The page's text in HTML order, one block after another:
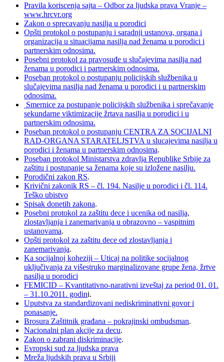
Pravila koriscenja sajta – Odbor za ljudska prava Vranje –
www.hrcvr.org
Zakon o sprecavanju nasilja u porodici
Opšti protokol o postupanju i saradnji ustanova, organa i
organizacija u situacijama nasilja nad ženama u porodici i
partnerskim odnosima.
Posebni protokol za pravosuđe u slučajevima nasilja nad
ženama u porodici i partnerskim odnosima.
Poseban protokol o postupanju policijskih službenika u
slučajevima nasilja nad ženama u porodici i u partnerskim
odnosima.
Smernice za postupanje policijskih službenika i sprečavanje
sekundarne viktimizacije žrtava nasilja u porodici i u
partnerskim odnosima.
Poseban protokol o postupanju CENTRA ZA SOCIJALNI
RAD-ORGANA STARATELJSTVA u slucajevima nasilja u
porodici i ženama u partnerskim odnosima.
Poseban protokol Ministarstva zdravlja Republike Srbije za
zaštitu i postupanje sa ženama koje su izložene nasilju.
Porodični zakon RS.
Krivični zakonik RS – čl. 194. Nasilje u porodici i čl. 114.
Teško ubistvo
Spisak donetih zakona.
Posebni protokol za zaštitu dece i ucenika od nasilja,
zlostavljanja i zanemarivanja u obrazovno – vaspitnim
ustanovama.
Opšti protokol za zaštitu dece od zlostavljanja i
zanemarivanja.
Ka socijalnoj koheziji – Uticaj na politike socijalnog
uključivanja za višestruko marginalizovane grupe žena, žrtve
nasilja u porodici
FEMICID – Kvantitativno-narativni izveštaj za period 01. 01.
– 31.10.2011. godini.
Uputstva za standardizovani nediskriminativni govor i
ponasanje.
Brosura Zaštitnik građana – pokrajinski ombudsman.
Nacionalni plan akcije za decu.
Zakon o zabrani diskriminacije.
Evropski sud za ljudska prava
Mreža ljudskih prava u Srbiji